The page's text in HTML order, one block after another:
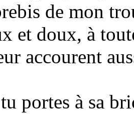
de mon
et doux, à
accourent
portes à sa